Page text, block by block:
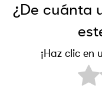
¿De cuánta
¡Haz clic